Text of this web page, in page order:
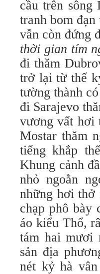
cầu trên
tranh bom
vẫn còn đứng
thời gian tím
đi thăm
trở lại từ thế
tường thành
đi Sarajevo
vương vất hơi
Mostar thăm
tiếng khắp
Khung cảnh
nhỏ ngoằn
những hơi thở
chạp phô bày
áo kiểu Thổ,
tám hai mươi
sản địa
nét kỷ hà